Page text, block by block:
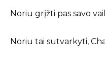
Noriu grįžti pas savo
Noriu tai sutvarkyti,